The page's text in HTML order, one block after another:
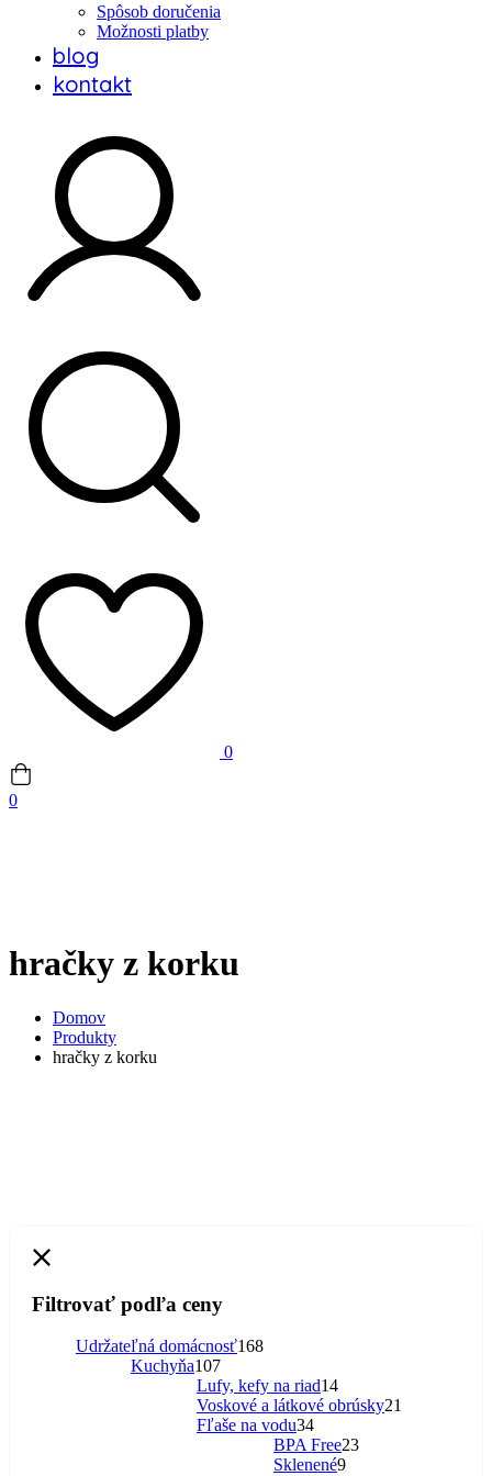
Spôsob doručenia
Možnosti platby
blog
kontakt
0
0
hračky z korku
Domov
Produkty
hračky z korku
Filtrovať podľa ceny
Udržateľná domácnosť168168
Kuchyňa107107
produktov
Lufy, kefy na riad1414
produktov
Voskové a látkové obrúsky21
Fľaše na vodu3434
produktov
BPA Free2323
Sklenené99